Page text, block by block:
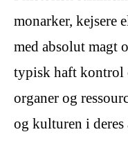
monarker, kejsere
med absolut magt
typisk haft
organer og
og kulturen i deres